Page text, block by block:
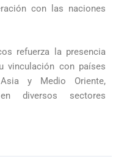
con las naciones
refuerza la presencia
vinculación con países
y Medio Oriente,
diversos sectores